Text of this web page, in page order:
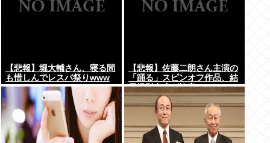
【悲報】堀大輔さん、寝る間
も惜しんでレスバ祭りwww
【悲報】佐藤二朗さん主演の
「踊る」スピンオフ作品、結
局撮影中止が決定www